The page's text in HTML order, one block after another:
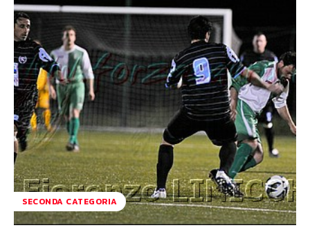
SECONDA CATEGORIA